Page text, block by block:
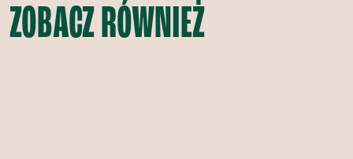
ZOBACZ RÓWNIEŻ